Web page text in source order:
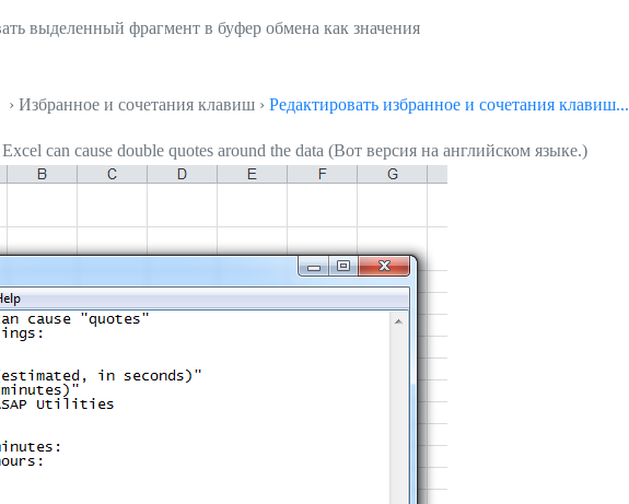
выделенный фрагмент в буфер обмена как значения
Избранное и сочетания клавиш › Редактировать избранное и сочетания клавиш...
can cause double quotes around the data (Вот версия на английском языке.)